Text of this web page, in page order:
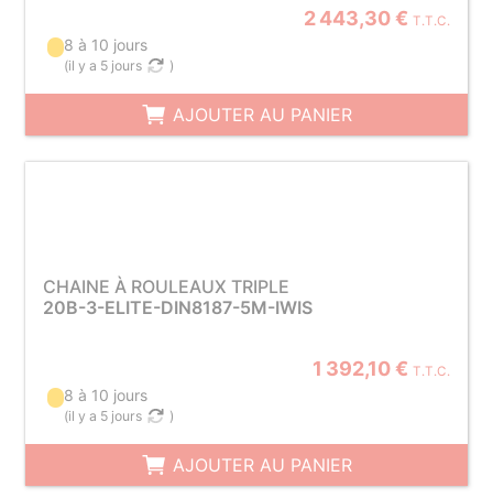
2 443,30 € T.T.C.
8 à 10 jours
(il y a 5 jours )
AJOUTER AU PANIER
CHAINE À ROULEAUX TRIPLE
20B-3-ELITE-DIN8187-5M-IWIS
1 392,10 € T.T.C.
8 à 10 jours
(il y a 5 jours )
AJOUTER AU PANIER